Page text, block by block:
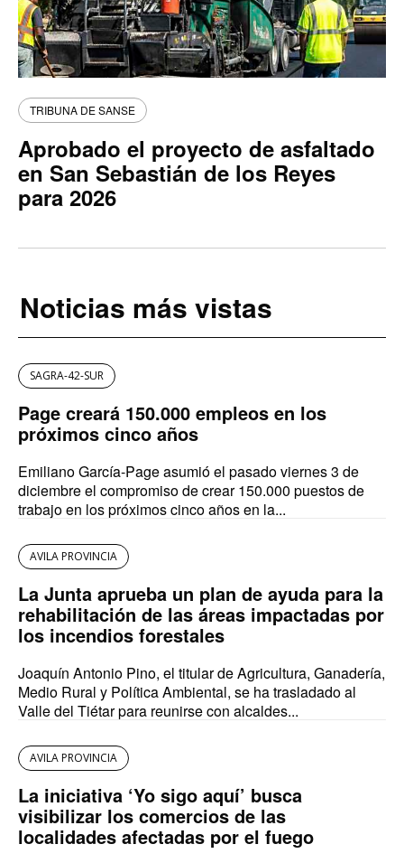
TRIBUNA DE SANSE
Aprobado el proyecto de asfaltado
en San Sebastián de los Reyes
para 2026
Noticias más vistas
SAGRA-42-SUR
Page creará 150.000 empleos en los
próximos cinco años
Emiliano García-Page asumió el pasado viernes 3 de
diciembre el compromiso de crear 150.000 puestos de
trabajo en los próximos cinco años en la...
AVILA PROVINCIA
La Junta aprueba un plan de ayuda para la
rehabilitación de las áreas impactadas por
los incendios forestales
Joaquín Antonio Pino, el titular de Agricultura, Ganadería,
Medio Rural y Política Ambiental, se ha trasladado al
Valle del Tiétar para reunirse con alcaldes...
AVILA PROVINCIA
La iniciativa ‘Yo sigo aquí’ busca
visibilizar los comercios de las
localidades afectadas por el fuego